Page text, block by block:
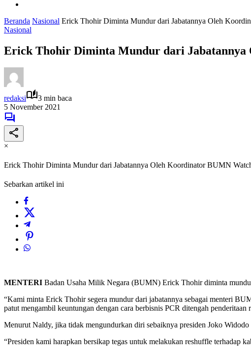
Beranda Nasional Erick Thohir Diminta Mundur dari Jabatannya Oleh
Nasional
Erick Thohir Diminta Mundur dari
redaksi
3 min baca
5 November 2021
×
Erick Thohir Diminta Mundur dari Jabatannya Oleh Koordinator BUMN
Sebarkan artikel ini
MENTERI Badan Usaha Milik Negara (BUMN) Erick Thohir diminta
“Kami minta Erick Thohir segera mundur dari jabatannya sebagai menteri
patut mengambil keuntungan dengan cara berbisnis PCR ditengah
Menurut Naldy, jika tidak mengundurkan diri sebaiknya presiden Joko
“Presiden kami harapkan bersikap tegas untuk melakukan reshuffle terhadap